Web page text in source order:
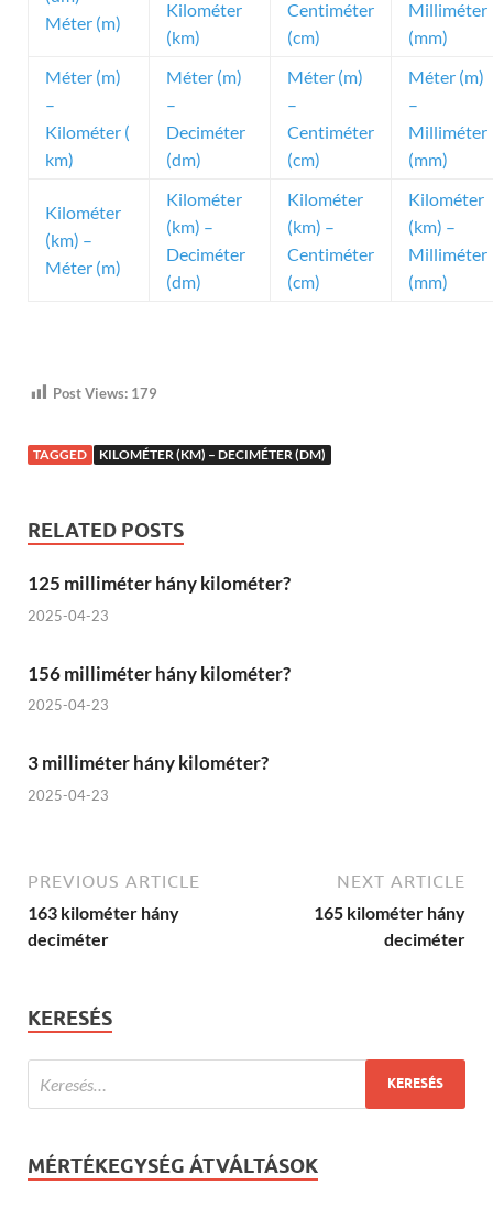
Méter (m)
Kilométer
(km)
Centiméter
(cm)
Milliméter
(mm)
Méter (m)
–
Kilométer (
km)
Méter (m)
–
Deciméter
(dm)
Méter (m)
–
Centiméter
(cm)
Méter (m)
–
Milliméter
(mm)
Kilométer
(km) –
Méter (m)
Kilométer
(km) –
Deciméter
(dm)
Kilométer
(km) –
Centiméter
(cm)
Kilométer
(km) –
Milliméter
(mm)
Post Views: 179
TAGGED KILOMÉTER (KM) – DECIMÉTER (DM)
RELATED POSTS
125 milliméter hány kilométer?
2025-04-23
156 milliméter hány kilométer?
2025-04-23
3 milliméter hány kilométer?
2025-04-23
PREVIOUS ARTICLE
163 kilométer hány
deciméter
NEXT ARTICLE
165 kilométer hány
deciméter
KERESÉS
MÉRTÉKEGYSÉG ÁTVÁLTÁSOK